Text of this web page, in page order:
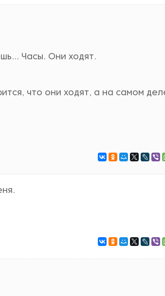
Часы. Они ходят.
что они ходят, а на самом